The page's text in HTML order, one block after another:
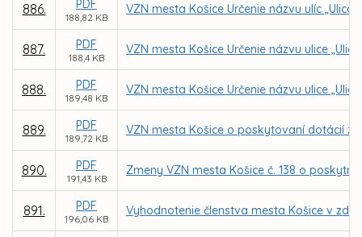
886. PDF
188,82 KB
VZN mesta Košice Určenie názvu ulíc „Ulica
887. PDF
188,4 KB
VZN mesta Košice Určenie názvu ulice
888. PDF
189,48 KB
VZN mesta Košice Určenie názvu ulice
889. PDF
189,72 KB
VZN mesta Košice o poskytovaní dotácií z
890. PDF
191,43 KB
Zmeny VZN mesta Košice č. 138 o
891. PDF
196,06 KB
Vyhodnotenie členstva mesta Košice v